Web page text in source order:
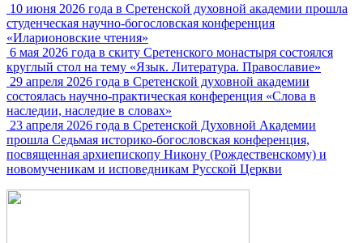
10 июня 2026 года в Сретенской духовной академии прошла
студенческая научно-богословская конференция
«Иларионовские чтения»
6 мая 2026 года в скиту Сретенского монастыря состоялся
круглый стол на тему «Язык. Литература. Православие»
29 апреля 2026 года в Сретенской духовной академии
состоялась научно-практическая конференция «Слова в
наследии, наследие в словах»
23 апреля 2026 года в Сретенской Духовной Академии
прошла Седьмая историко-богословская конференция,
посвященная архиепископу Никону (Рождественскому) и
новомученикам и исповедникам Русской Церкви